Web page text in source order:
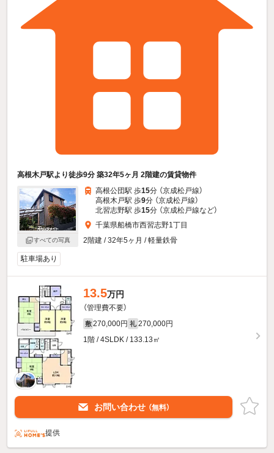
高根木戸駅より徒歩9分 築32年5ヶ月 2階建の賃貸物件
すべての写真
高根公団駅 歩15分 （京成松戸線）
高根木戸駅 歩9分 （京成松戸線）
北習志野駅 歩15分 （京成松戸線など）
千葉県船橋市西習志野1丁目
2階建 / 32年5ヶ月 / 軽量鉄骨
駐車場あり
13.5万円
（管理費不要）
敷 270,000円 礼 270,000円
1階 / 4SLDK / 133.13㎡
お問い合わせ （無料）
提供